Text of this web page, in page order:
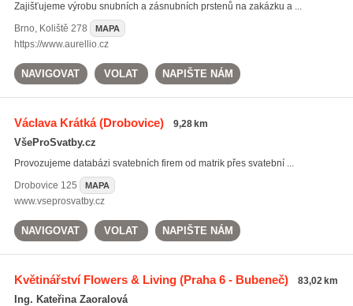
Zajišťujeme výrobu snubních a zásnubních prstenů na zakázku a ...
Brno, Koliště 278 MAPA
https://www.aurellio.cz
NAVIGOVAT VOLAT NAPIŠTE NÁM
Václava Krátká(Drobovice) 9,28 km
VšeProSvatby.cz
Provozujeme databázi svatebních firem od matrik přes svatební ...
Drobovice 125 MAPA
www.vseprosvatby.cz
NAVIGOVAT VOLAT NAPIŠTE NÁM
Květinářství Flowers & Living(Praha 6 - Bubeneč) 83,02 km
Ing. Kateřina Zaoralová